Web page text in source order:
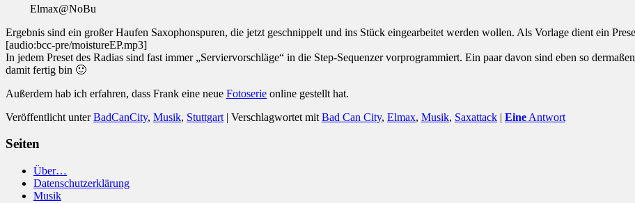
Elmax@NoBu
Ergebnis sind ein großer Haufen Saxophonspuren, die jetzt geschnippelt und ins Stück eingearbeitet werden wollen. Als Vorlage dient ein
[audio:bcc-pre/moistureEP.mp3]
In jedem Preset des Radias sind fast immer „Serviervorschläge“ in die Step-Sequenzer vorprogrammiert. Ein paar davon sind eben so
damit fertig bin 🙂
Außerdem hab ich erfahren, dass Frank eine neue Fotoserie online gestellt hat.
Veröffentlicht unter BadCanCity, Musik, Stuttgart | Verschlagwortet mit Bad Can City, Elmax, Musik, Saxattack | Eine Antwort
Seiten
Über…
Datenschutzerklärung
Musik